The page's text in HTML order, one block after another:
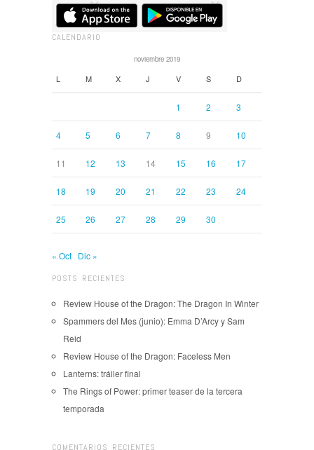
CALENDARIO
noviembre 2019
L M X J V S D
1 2 3
4 5 6 7 8 9 10
11 12 13 14 15 16 17
18 19 20 21 22 23 24
25 26 27 28 29 30
« Oct Dic »
POSTS RECIENTES
Review House of the Dragon: The Dragon In Winter
Spammers del Mes (junio): Emma D’Arcy y Sam
Reid
Review House of the Dragon: Faceless Men
Lanterns: tráiler final
The Rings of Power: primer teaser de la tercera
temporada
COMENTARIOS RECIENTES